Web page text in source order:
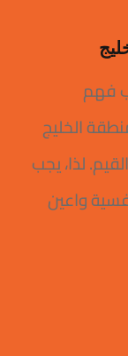
فهم
الخليج
لذا، يجب
واعين